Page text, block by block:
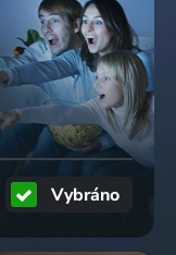
Vybráno